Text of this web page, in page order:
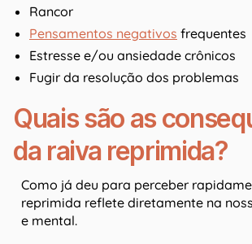
Rancor
Pensamentos negativos frequentes
Estresse e/ou ansiedade crônicos
Fugir da resolução dos problemas
Quais são as
da raiva reprimida?
Como já deu para perceber
reprimida reflete diretamente na
e mental.